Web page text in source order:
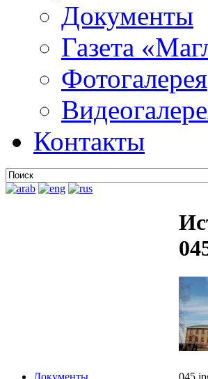
Документы
Газета
Фотогалерея
Контакты
Документы